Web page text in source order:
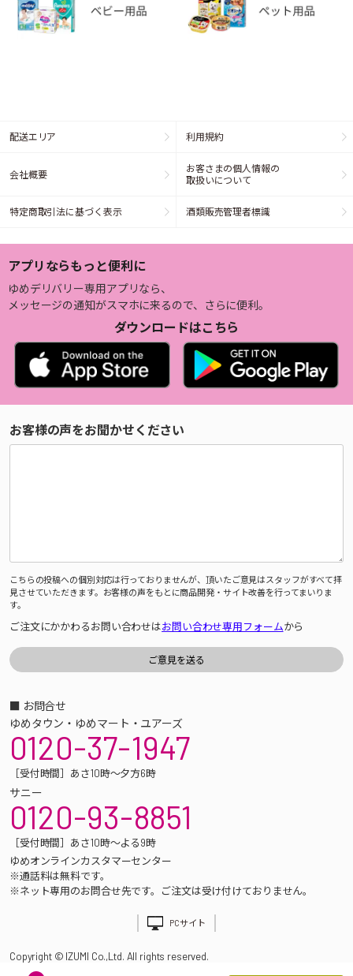
配送エリア 利用規約
会社概要
お客さまの個人情報の
取扱いについて
特定商取引法に基づく表示 酒類販売管理者標識
アプリならもっと便利に
ゆめデリバリー専用アプリなら、
メッセージの通知がスマホに来るので、さらに便利。
ダウンロードはこちら
お客様の声をお聞かせください
こちらの投稿への個別対応は行っておりませんが、頂いたご意見はスタッフがすべて拝
見させていただきます。お客様の声をもとに商品開発・サイト改善を行ってまいりま
す。
ご注文にかかわるお問い合わせはお問い合わせ専用フォームから
■ お問合せ
ゆめタウン・ゆめマート・ユアーズ
0120-37-1947
［受付時間］あさ10時～夕方6時
サニー
0120-93-8851
［受付時間］あさ10時～よる9時
ゆめオンラインカスタマーセンター
※通話料は無料です。
※ネット専用のお問合せ先です。ご注文は受け付けておりません。
PCサイト
Copyright © IZUMI Co.,Ltd. All rights reserved.